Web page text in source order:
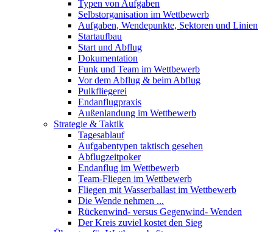
Typen von Aufgaben
Selbstorganisation im Wettbewerb
Aufgaben, Wendepunkte, Sektoren und Linien
Startaufbau
Start und Abflug
Dokumentation
Funk und Team im Wettbewerb
Vor dem Abflug & beim Abflug
Pulkfliegerei
Endanflugpraxis
Außenlandung im Wettbewerb
Strategie & Taktik
Tagesablauf
Aufgabentypen taktisch gesehen
Abflugzeitpoker
Endanflug im Wettbewerb
Team-Fliegen im Wettbewerb
Fliegen mit Wasserballast im Wettbewerb
Die Wende nehmen ...
Rückenwind- versus Gegenwind- Wenden
Der Kreis zuviel kostet den Sieg